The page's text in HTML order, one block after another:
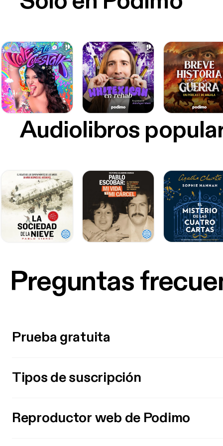
Audiolibros
Preguntas
Prueba gratuita
Tipos de suscripción
Reproductor web de Podimo